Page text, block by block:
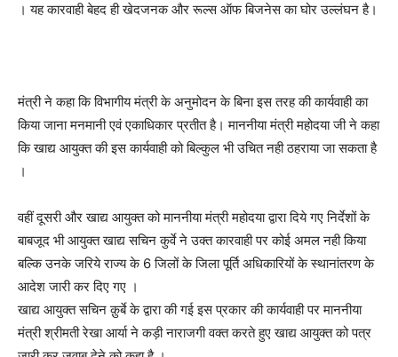
। यह कारवाही बेहद ही खेदजनक और रूल्स ऑफ बिजनेस का घोर उल्लंघन है।
मंत्री ने कहा कि विभागीय मंत्री के अनुमोदन के बिना इस तरह की कार्यवाही का
किया जाना मनमानी एवं एकाधिकार प्रतीत है। माननीया मंत्री महोदया जी ने कहा
कि खाद्य आयुक्त की इस कार्यवाही को बिल्कुल भी उचित नही ठहराया जा सकता है
।
वहीं दूसरी और खाद्य आयुक्त को माननीया मंत्री महोदया द्वारा दिये गए निर्देशों के
बाबजूद भी आयुक्त खाद्य सचिन कुर्वे ने उक्त कारवाही पर कोई अमल नही किया
बल्कि उनके जरिये राज्य के 6 जिलों के जिला पूर्ति अधिकारियों के स्थानांतरण के
आदेश जारी कर दिए गए ।
खाद्य आयुक्त सचिन क़ुर्बे के द्वारा की गई इस प्रकार की कार्यवाही पर माननीया
मंत्री श्रीमती रेखा आर्या ने कड़ी नाराजगी वक्त करते हुए खाद्य आयुक्त को पत्र